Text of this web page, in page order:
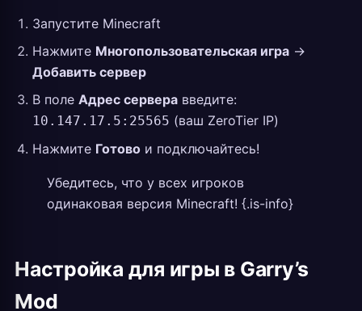
Запустите Minecraft
Нажмите Многопользовательская игра →
Добавить сервер
В поле Адрес сервера введите:
10.147.17.5:25565 (ваш ZeroTier IP)
Нажмите Готово и подключайтесь!
Убедитесь, что у всех игроков
одинаковая версия Minecraft! {.is-info}
Настройка для игры в Garry’s
Mod